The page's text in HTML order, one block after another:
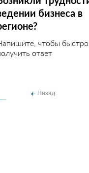
бизнеса в
чтобы быстро
ответ
Назад